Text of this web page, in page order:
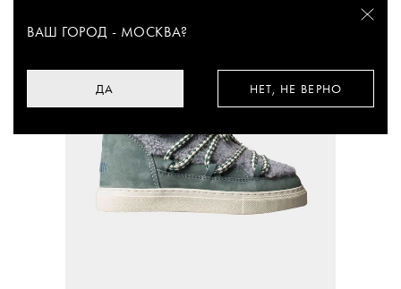
ВАШ ГОРОД - МОСКВА?
ДА НЕТ, НЕ ВЕРНО